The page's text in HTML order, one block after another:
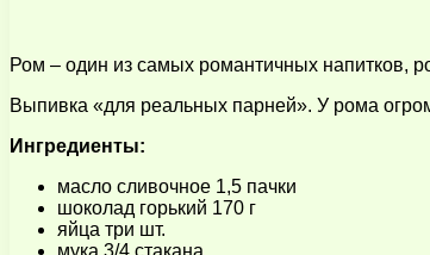
Ром – один из самых романтичных напитков,
Выпивка «для реальных парней». У рома
Ингредиенты:
масло сливочное 1,5 пачки
шоколад горький 170 г
яйца три шт.
мука 3/4 стакана